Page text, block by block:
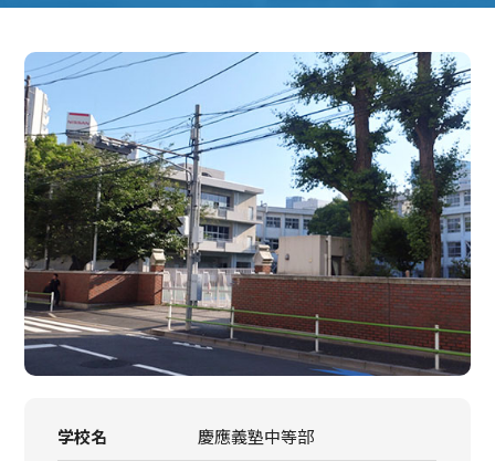
学校名 慶應義塾中等部